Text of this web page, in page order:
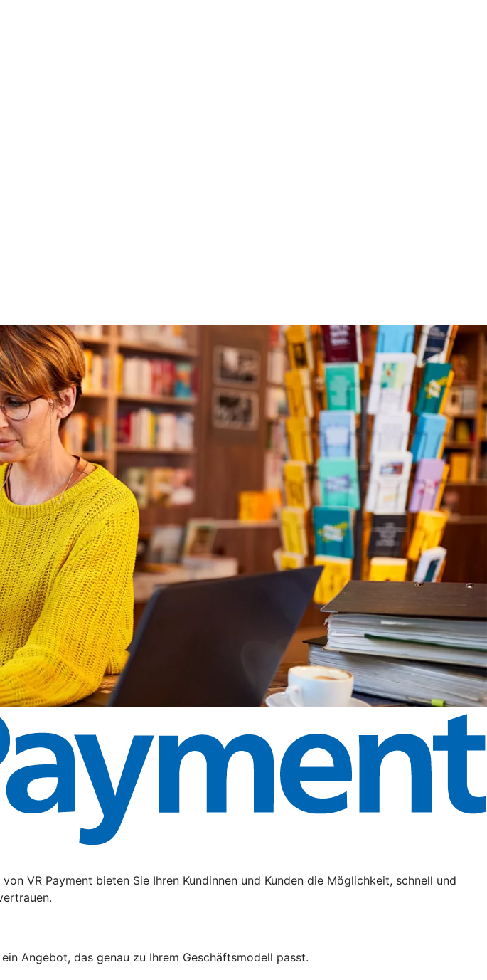
VR Payment bieten Sie Ihren Kundinnen und Kunden die Möglichkeit, schnell und
Angebot, das genau zu Ihrem Geschäftsmodell passt.